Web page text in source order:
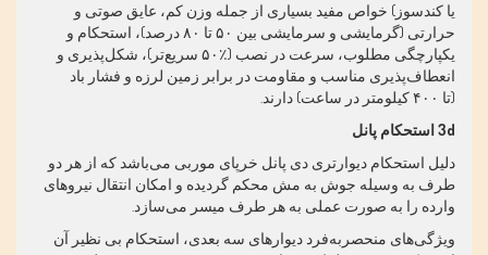
یا کندسوز) خواص مفید بسیاری از جمله وزن کم، عایق صوتی و
حرارتی (گرمایشی و سرمایشی بین ۵۰تا ۸۰ درصد)، استحکام و
یکپارچگی مطلوب، سرعت در نصب (۵۰٪ سریع‌تر)، شکل‌پذیری و
انعطاف‌پذیری مناسب و مقاومت در برابر زمین لرزه و فشار باد
(تا ۴۰۰کیلومتر در ساعت) دارند
3d استحکام پانل
دلیل استحکام دیوارتری دی پانل خرپای موربی می‌باشد که از هر دو
طرف به وسیله جوش به مش محکم گردیده و امکان انتقال نیروهای
وارده را به صورت عملی به هر طرف میسر می‌سازد
ویژگی‌های منحصربه‌فرد دیوارهای سه بعدی، استحکام بی نظیر آن